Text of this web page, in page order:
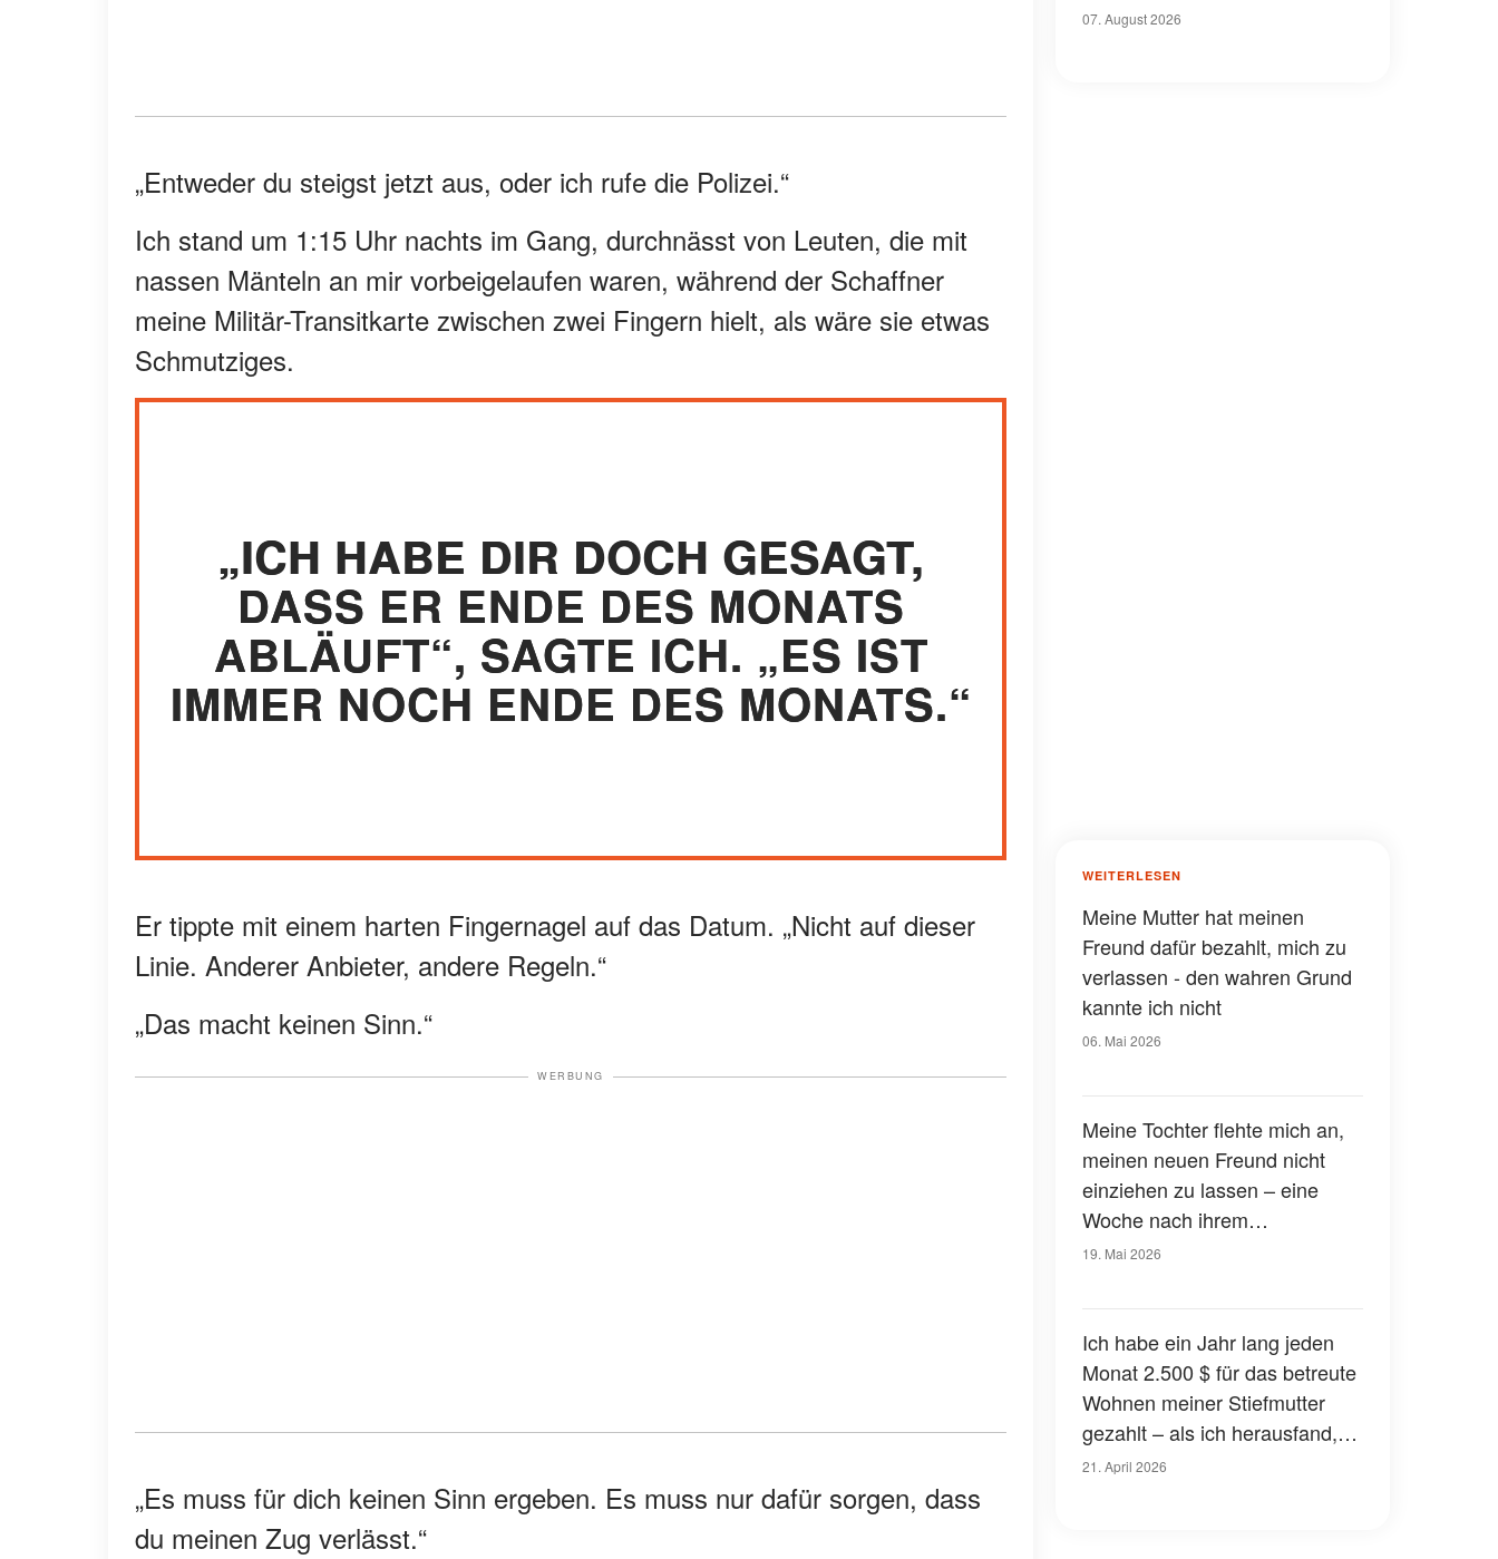
„Entweder du steigst jetzt aus, oder ich rufe die Polizei.“
Ich stand um 1:15 Uhr nachts im Gang, durchnässt von Leuten, die mit
nassen Mänteln an mir vorbeigelaufen waren, während der Schaffner
meine Militär-Transitkarte zwischen zwei Fingern hielt, als wäre sie etwas
Schmutziges.
„ICH HABE DIR DOCH GESAGT,
DASS ER ENDE DES MONATS
ABLÄUFT“, SAGTE ICH. „ES IST
IMMER NOCH ENDE DES MONATS.“
Er tippte mit einem harten Fingernagel auf das Datum. „Nicht auf dieser
Linie. Anderer Anbieter, andere Regeln.“
„Das macht keinen Sinn.“
WERBUNG
„Es muss für dich keinen Sinn ergeben. Es muss nur dafür sorgen, dass
du meinen Zug verlässt.“
07. August 2026
WEITERLESEN
Meine Mutter hat meinen
Freund dafür bezahlt, mich zu
verlassen - den wahren Grund
kannte ich nicht
06. Mai 2026
Meine Tochter flehte mich an,
meinen neuen Freund nicht
einziehen zu lassen – eine
Woche nach ihrem
Verschwinden rief der
Spind hinterlassen“
19. Mai 2026
Ich habe ein Jahr lang jeden
Monat 2.500 $ für das betreute
Wohnen meiner Stiefmutter
gezahlt – als ich herausfand,
wofür sie das Geld wirklich
21. April 2026